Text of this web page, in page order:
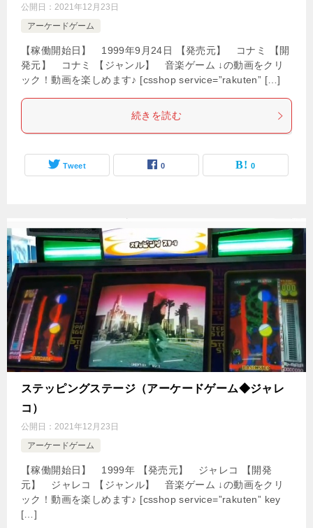
公開日： 2021年12月23日
アーケードゲーム
【稼働開始日】 1999年9月24日 【発売元】 コナミ 【開
発元】 コナミ 【ジャンル】 音楽ゲーム ↓の動画をクリ
ック！動画を楽しめます♪ [csshop service=”rakuten” […]
続きを読む
Tweet 0 0
ステッピングステージ（アーケードゲーム◆ジャレ
コ）
公開日： 2021年12月23日
アーケードゲーム
【稼働開始日】 1999年 【発売元】 ジャレコ 【開発
元】 ジャレコ 【ジャンル】 音楽ゲーム ↓の動画をクリ
ック！動画を楽しめます♪ [csshop service=”rakuten” key
[…]